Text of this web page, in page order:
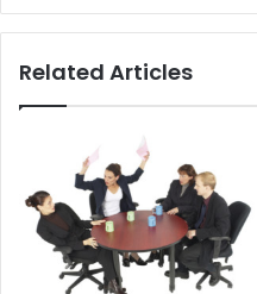
में
र
ये
r
s
Related Articles